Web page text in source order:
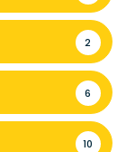
2
6
10